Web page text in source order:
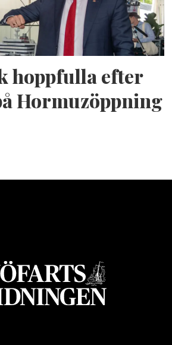
hoppfulla efter
Hormuzöppning